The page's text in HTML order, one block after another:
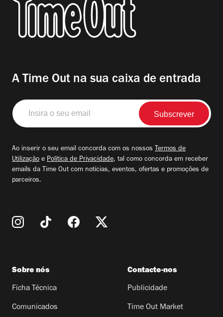
A Time Out na sua caixa de entrada
Insira
o
seu
Ao inserir o seu email concorda com os nossos Termos de
Utilização e Política de Privacidade, tal como concorda em receber
emails da Time Out com notícias, eventos, ofertas e promoções de
parceiros.
Sobre nós
Ficha Técnica
Comunicados
Contacte-nos
Publicidade
Time Out Market